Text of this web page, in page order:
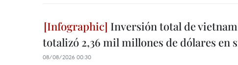
Inversión total de
totalizó 2,36 mil millones de dólares en
08/08/2026 00:30